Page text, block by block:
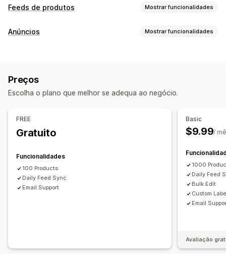
Feeds de produtos Mostrar funcionalidades
Personalização de feeds
Gestão de feeds
Atualizações em tempo real
Sincronização programada
Validação de erros
Anúncios Mostrar funcionalidades
Gestão de campanhas
Análise de dados de desempenho
Dashboards Atribuição UTM
Preços
Escolha o plano que melhor se adequa ao negócio.
FREE
Gratuito
Funcionalidades
100 Products
Daily Feed Sync
Email Support
Basic
$9.99/
1000
Daily Feed
Bulk Edit
Custom
Email
Avaliação